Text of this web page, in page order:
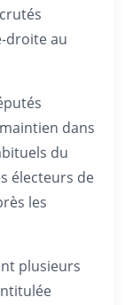
droite au
dans
du
électeurs de
les
plusieurs